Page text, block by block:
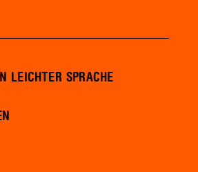
LEICHTER SPRACHE